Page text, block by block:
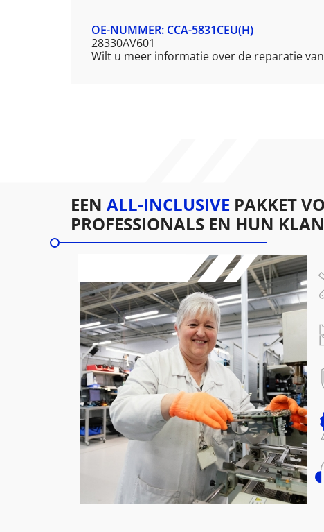
OE-NUMMER: CCA-5831CEU(H)
28330AV601
Wilt u meer informatie over de reparatie
EEN ALL-INCLUSIVE PAKKET
PROFESSIONALS EN HUN